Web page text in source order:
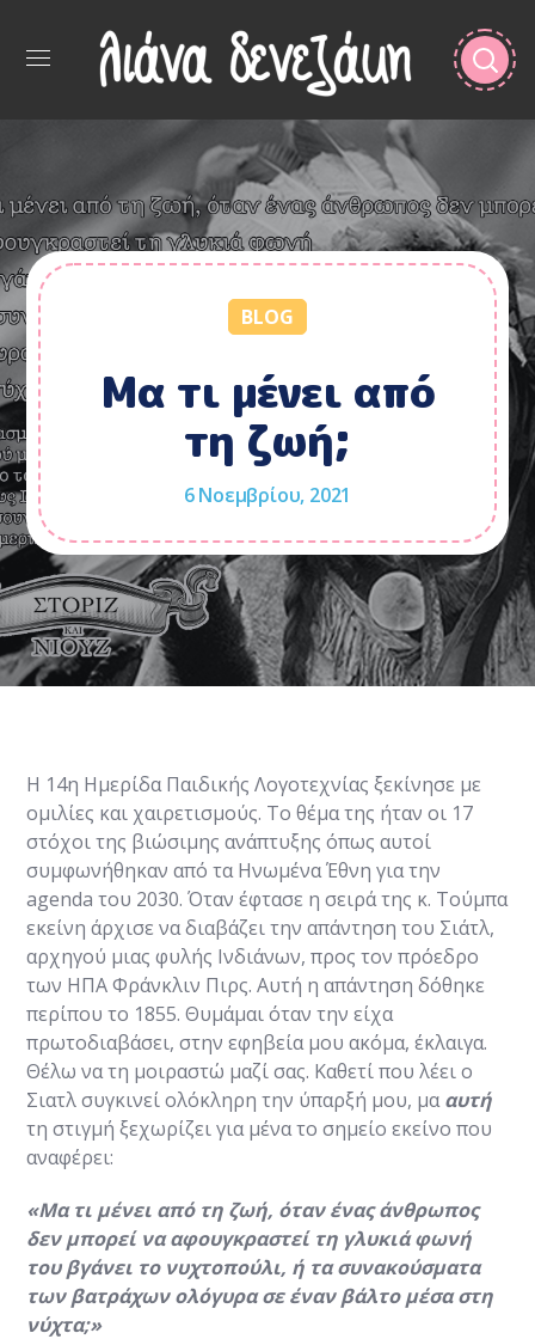
BLOG
Μα τι μένει από
τη ζωή;
6 Νοεμβρίου, 2021
Η 14η Ημερίδα Παιδικής Λογοτεχνίας ξεκίνησε με
ομιλίες και χαιρετισμούς. Το θέμα της ήταν οι 17
στόχοι της βιώσιμης ανάπτυξης όπως αυτοί
συμφωνήθηκαν από τα Ηνωμένα Έθνη για την
agenda του 2030. Όταν έφτασε η σειρά της κ. Τούμπα
εκείνη άρχισε να διαβάζει την απάντηση του Σιάτλ,
αρχηγού μιας φυλής Ινδιάνων, προς τον πρόεδρο
των ΗΠΑ Φράνκλιν Πιρς. Αυτή η απάντηση δόθηκε
περίπου το 1855. Θυμάμαι όταν την είχα
πρωτοδιαβάσει, στην εφηβεία μου ακόμα, έκλαιγα.
Θέλω να τη μοιραστώ μαζί σας. Καθετί που λέει ο
Σιατλ συγκινεί ολόκληρη την ύπαρξή μου, μααυτή
τη στιγμή ξεχωρίζει για μένα το σημείο εκείνο που
αναφέρει:
«Μα τι μένει από τη ζωή, όταν ένας άνθρωπος
δεν μπορεί να αφουγκραστεί τη γλυκιά φωνή
του βγάνει το νυχτοπούλι, ή τα συνακούσματα
των βατράχων ολόγυρα σε έναν βάλτο μέσα στη
νύχτα;»